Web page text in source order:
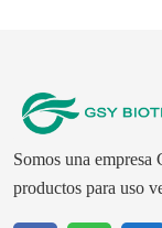
Somos una
productos para uso